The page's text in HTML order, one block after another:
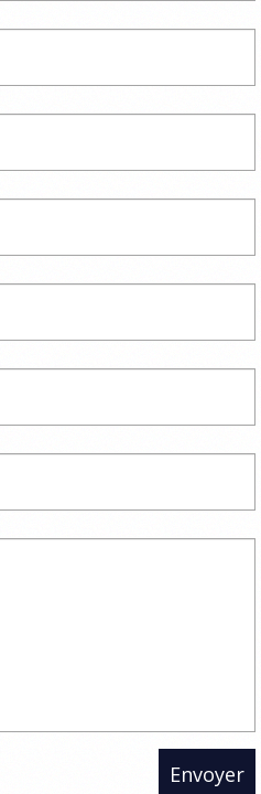
Envoyer